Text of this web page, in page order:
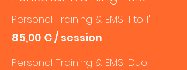
Personal Training & EMS '1 to 1'
85,00 € / session
Personal Training & EMS 'Duo'